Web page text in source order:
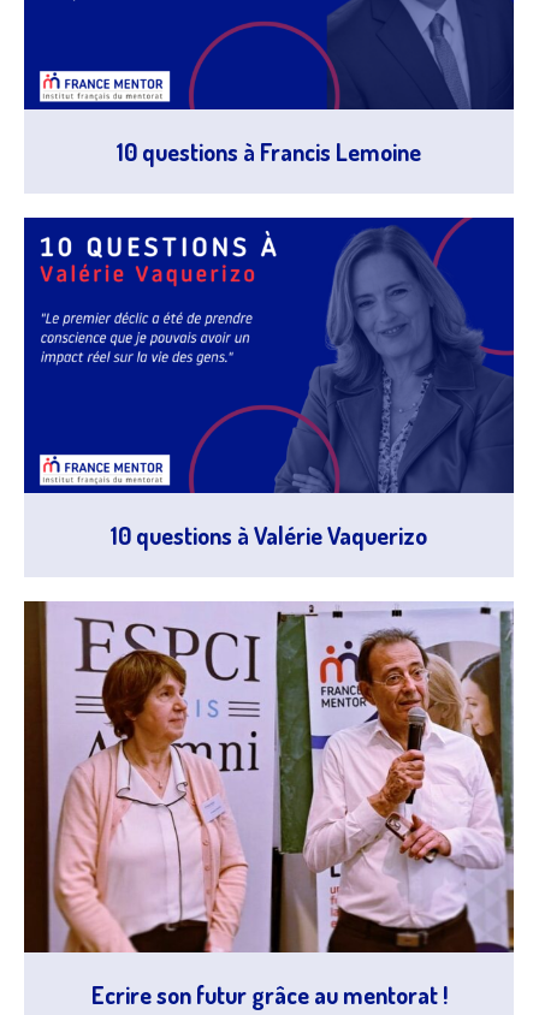
10 questions à Francis Lemoine
10 questions à Valérie Vaquerizo
Ecrire son futur grâce au mentorat !